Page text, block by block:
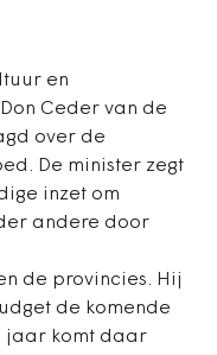
en
Ceder van de
over de
De minister zegt
inzet om
andere door
de provincies. Hij
de komende
jaar komt daar